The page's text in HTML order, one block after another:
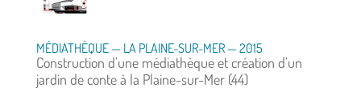
MÉDIATHÈQUE — LA PLAINE-SUR-MER — 2015
Construction d’une médiathèque et création d’un
jardin de conte à la Plaine-sur-Mer (44)